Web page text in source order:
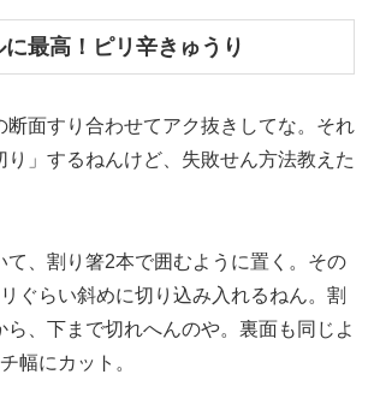
最高！ピリ辛きゅうり
断面すり合わせてアク抜きしてな。それ
り」するねんけど、失敗せん方法教えた
て、割り箸2本で囲むように置く。その
ぐらい斜めに切り込み入れるねん。割
ら、下まで切れへんのや。裏面も同じよ
幅にカット。